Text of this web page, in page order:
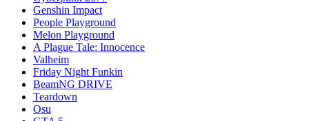
Genshin Impact
People Playground
Melon Playground
A Plague Tale: Innocence
Valheim
Friday Night Funkin
BeamNG DRIVE
Teardown
Osu